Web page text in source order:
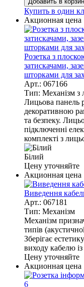
Купить в один
Акционная цена
Розетка з
затискачами,
шторками для
Арт.: 067166
Тип: Механізм з
Лицьова панель
декоративною
та безпеку.
підключенні
комплекті з
Білий
Цену уточняйте
Акционная цена
Виведення
Арт.: 067181
Тип: Механізм
Механізм
типів
Зберігає
виходу кабелю із
Цену уточняйте
Акционная цена